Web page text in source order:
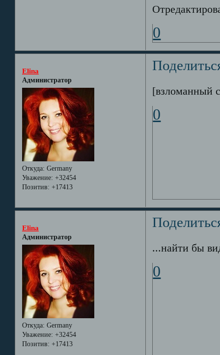
0
Elina
Администратор
Откуда: Germany
Уважение: +32454
Позитив: +17413
[взломанный
0
Elina
Администратор
Откуда: Germany
Уважение: +32454
Позитив: +17413
...найти бы
0